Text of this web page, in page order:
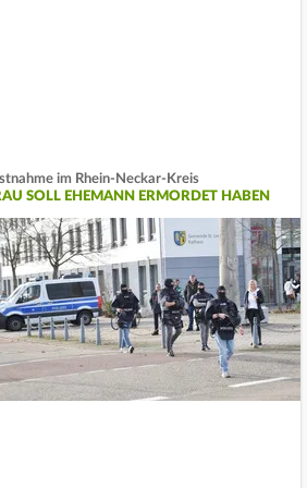
im Rhein-Neckar-Kreis
SOLL EHEMANN ERMORDET HABEN